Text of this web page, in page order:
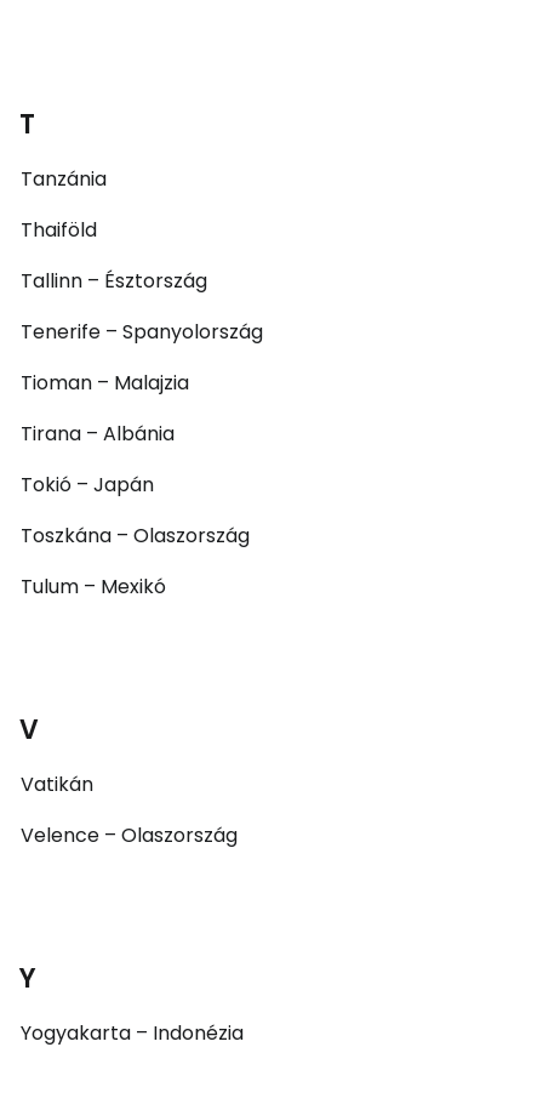
T
Tanzánia
Thaiföld
Tallinn – Észtország
Tenerife – Spanyolország
Tioman – Malajzia
Tirana – Albánia
Tokió – Japán
Toszkána – Olaszország
Tulum – Mexikó
V
Vatikán
Velence – Olaszország
Y
Yogyakarta – Indonézia